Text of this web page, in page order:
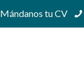
Mándanos tu CV